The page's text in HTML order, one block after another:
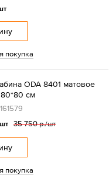
покупка
ODA 8401 матовое
см
35 750 р./шт
покупка